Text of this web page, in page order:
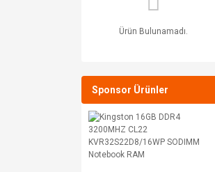
Ürün Bulunamadı.
Sponsor Ürünler